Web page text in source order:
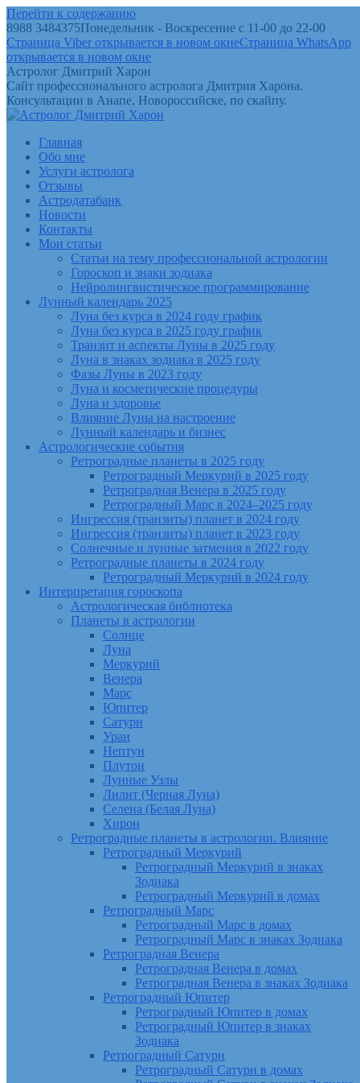
Перейти к содержанию
8988 3484375Понедельник - Воскресение с 11-00 до 22-00
Страница Viber открывается в новом окнеСтраница WhatsApp
открывается в новом окне
Астролог Дмитрий Харон
Сайт профессионального астролога Дмитрия Харона.
Консультации в Анапе, Новороссийске, по скайпу.
Главная
Обо мне
Услуги астролога
Отзывы
Астродатабанк
Новости
Контакты
Мои статьи
Статьи на тему профессиональной астрологии
Гороскоп и знаки зодиака
Нейролингвистическое программирование
Лунный календарь 2025
Луна без курса в 2024 году график
Луна без курса в 2025 году график
Транзит и аспекты Луны в 2025 году
Луна в знаках зодиака в 2025 году
Фазы Луны в 2023 году
Луна и косметические процедуры
Луна и здоровье
Влияние Луны на настроение
Лунный календарь и бизнес
Астрологические события
Ретроградные планеты в 2025 году
Ретроградный Меркурий в 2025 году
Ретроградная Венера в 2025 году
Ретроградный Марс в 2024–2025 году
Ингрессия (транзиты) планет в 2024 году
Ингрессия (транзиты) планет в 2023 году
Солнечные и лунные затмения в 2022 году
Ретроградные планеты в 2024 году
Ретроградный Меркурий в 2024 году
Интерпретация гороскопа
Астрологическая библиотека
Планеты в астрологии
Солнце
Луна
Меркурий
Венера
Марс
Юпитер
Сатурн
Уран
Нептун
Плутон
Лунные Узлы
Лилит (Черная Луна)
Селена (Белая Луна)
Хирон
Ретроградные планеты в астрологии. Влияние
Ретроградный Меркурий
Ретроградный Меркурий в знаках
Зодиака
Ретроградный Меркурий в домах
Ретроградный Марс
Ретроградный Марс в домах
Ретроградный Марс в знаках Зодиака
Ретроградная Венера
Ретроградная Венера в домах
Ретроградная Венера в знаках Зодиака
Ретроградный Юпитер
Ретроградный Юпитер в домах
Ретроградный Юпитер в знаках
Зодиака
Ретроградный Сатурн
Ретроградный Сатурн в домах